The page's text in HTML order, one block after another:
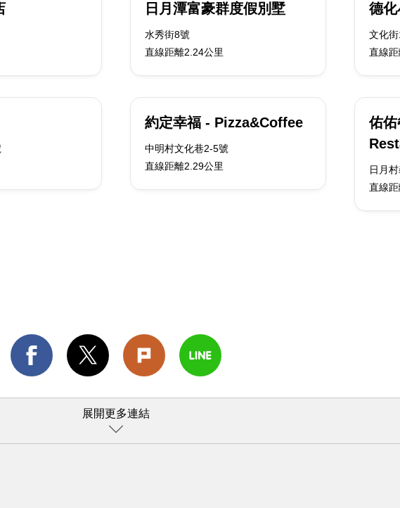
日月潭富豪群度假別墅
水秀街8號
直線距離2.24公里
德
文化
直線
約定幸福 - Pizza&Coffee
中明村文化巷2-5號
直線距離2.29公里
佑
日月
直線
展開更多連結